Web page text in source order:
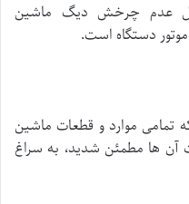
عدم چرخش دیگ ماشین
دستگاه است.
تمامی موارد و قطعات ماشین
آن ها مطمئن شدید، به سراغ